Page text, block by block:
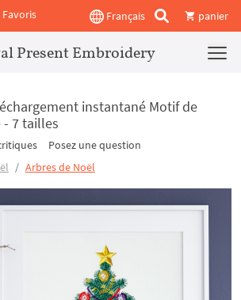
Favoris Français panier
Present Embroidery
instantané Motif de
7 tailles
Posez une question
Arbres de Noël